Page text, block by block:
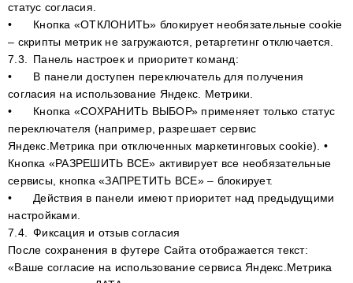
статус согласия.
•
Кнопка «ОТКЛОНИТЬ» блокирует необязательные cookie
– скрипты метрик не загружаются, ретаргетинг отключается.
7.3.
Панель настроек и приоритет команд:
•
В панели доступен переключатель для получения
согласия на использование Яндекс. Метрики.
•
Кнопка «СОХРАНИТЬ ВЫБОР» применяет только статус
переключателя (например, разрешает сервис
Яндекс.Метрика при отключенных маркетинговых cookie). •
Кнопка «РАЗРЕШИТЬ ВСЕ» активирует все необязательные
сервисы, кнопка «ЗАПРЕТИТЬ ВСЕ» – блокирует.
•
Действия в панели имеют приоритет над предыдущими
настройками.
7.4.
Фиксация и отзыв согласия
После сохранения в футере Сайта отображается текст:
«Ваше согласие на использование сервиса Яндекс.Метрика